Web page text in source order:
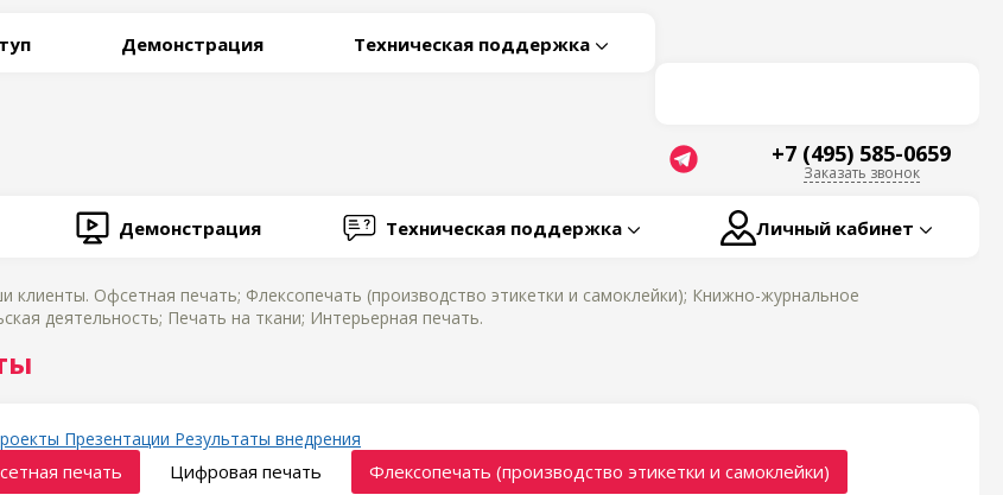
Демонстрация Техническая поддержка
+7 (495) 585-0659
Заказать звонок
Демонстрация Техническая поддержка Личный кабинет
клиенты. Офсетная печать; Флексопечать (производство этикетки и самоклейки); Книжно-журнальное
деятельность; Печать на ткани; Интерьерная печать.
Презентации Результаты внедрения
печать Цифровая печать Флексопечать (производство этикетки и самоклейки)